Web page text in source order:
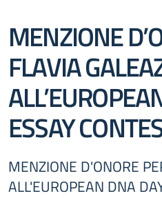
MENZIONE
FLAVIA
ESSAY
MENZIONE D'ONORE
ALL'EUROPEAN DNA